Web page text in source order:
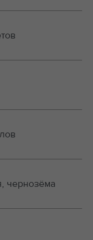
чернозёма